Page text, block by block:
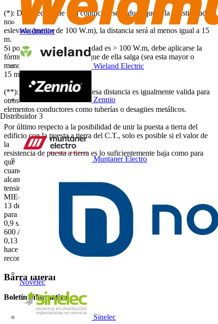
Weidmüller
Wieland Electric
Zennio
Distribuidor 3
Muntaner Electro
Novelec
Sinelec
(*): De la lectura de esta condición se deduce que si la resistividad
no
eslevada (menor de 100 W.m), la distancia será al menos igual a 15
m.
Si por el contrario la resistividad es > 100 W.m, debe aplicarse la
fórmula y dejar la distancia que de ella salga (sea esta mayor o
menor de
15 m).
(**): De aquí se deduce que esa distancia es igualmente valida para
otros
elementos conductores como tuberías o desagües metálicos.
Por último respecto a la posibilidad de unir la puesta a tierra del
edificio con la puesta a tierra del C.T., solo es posible si el valor de
la
resistencia de puesta a tierra es lo suficientemente baja como para
que
cuando se produzca la Id máxima en el C.T., la toma de tierra no
alcance la
tensión de contacto máximo aplicada, definida en el punto 1.1 de la
MIE-RAT
13 del R.C.E.: Vca= K / tn= 78,5 V (siendo K = 78,5 y n = 0,18
para t >
0,9 s.). En su caso dicha resistencia debe ser menor de : 78,5 V /
600 A =
0,13 W , lo que efectivamente es un valor muy bajo, por lo que se
hace
recomendable optar por la solución de tierras independientes.
Barra lateral
Boletín informativo